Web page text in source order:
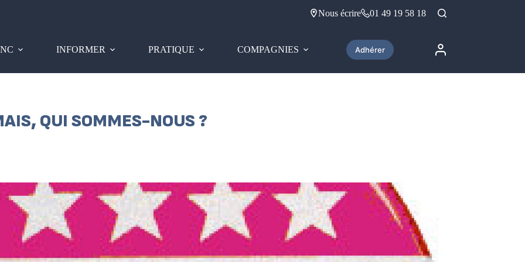
Nous écrire 01 49 19 58 18
INFORMER PRATIQUE COMPAGNIES Adhérer
QUI SOMMES-NOUS ?